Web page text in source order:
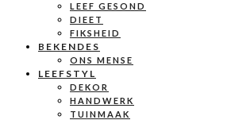
LEEF GESOND
DIEET
FIKSHEID
BEKENDES
ONS MENSE
LEEFSTYL
DEKOR
HANDWERK
TUINMAAK